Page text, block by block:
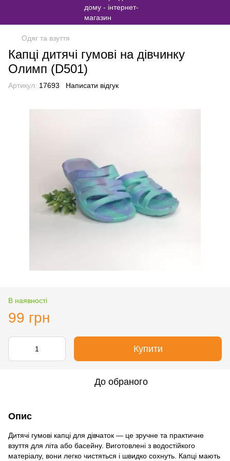
Одяг та взуття
Капці дитячі гумові на дівчинку
Олимп (D501)
Артикул: 17693 Написати відгук
В наявності
99 грн
Купити
До обраного
Опис
Дитячі гумові капці для дівчаток — це зручне та практичне
взуття для літа або басейну. Виготовлені з водостійкого
матеріалу, вони легко чистяться і швидко сохнуть. Капці мають